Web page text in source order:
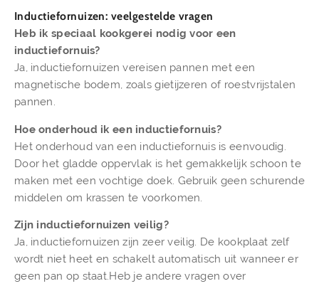
Inductiefornuizen: veelgestelde vragen
Heb ik speciaal kookgerei nodig voor een
inductiefornuis?
Ja, inductiefornuizen vereisen pannen met een
magnetische bodem, zoals gietijzeren of roestvrijstalen
pannen.
Hoe onderhoud ik een inductiefornuis?
Het onderhoud van een inductiefornuis is eenvoudig.
Door het gladde oppervlak is het gemakkelijk schoon te
maken met een vochtige doek. Gebruik geen schurende
middelen om krassen te voorkomen.
Zijn inductiefornuizen veilig?
Ja, inductiefornuizen zijn zeer veilig. De kookplaat zelf
wordt niet heet en schakelt automatisch uit wanneer er
geen pan op staat.Heb je andere vragen over